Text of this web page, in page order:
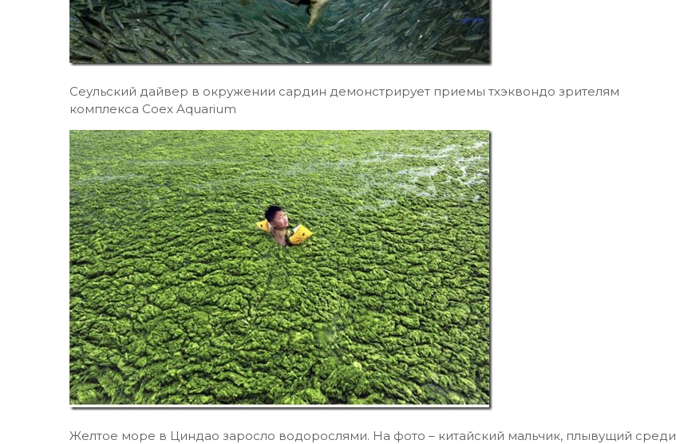
Сеульский дайвер в окружении сардин демонстрирует приемы тхэквондо зрителям
комплекса Coex Aquarium
Желтое море в Циндао заросло водорослями. На фото – китайский мальчик, плывущий среди